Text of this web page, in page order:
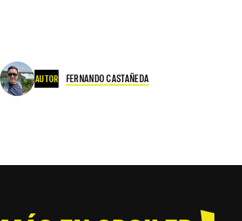
AUTOR FERNANDO CASTAÑEDA